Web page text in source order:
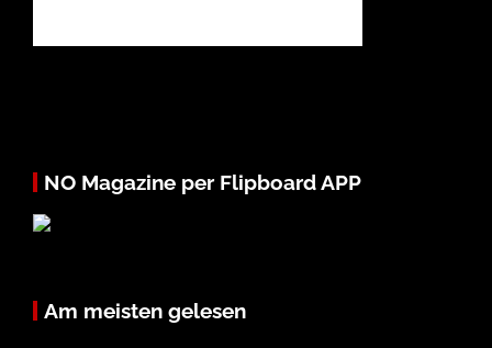
NO Magazine per Flipboard APP
Am meisten gelesen